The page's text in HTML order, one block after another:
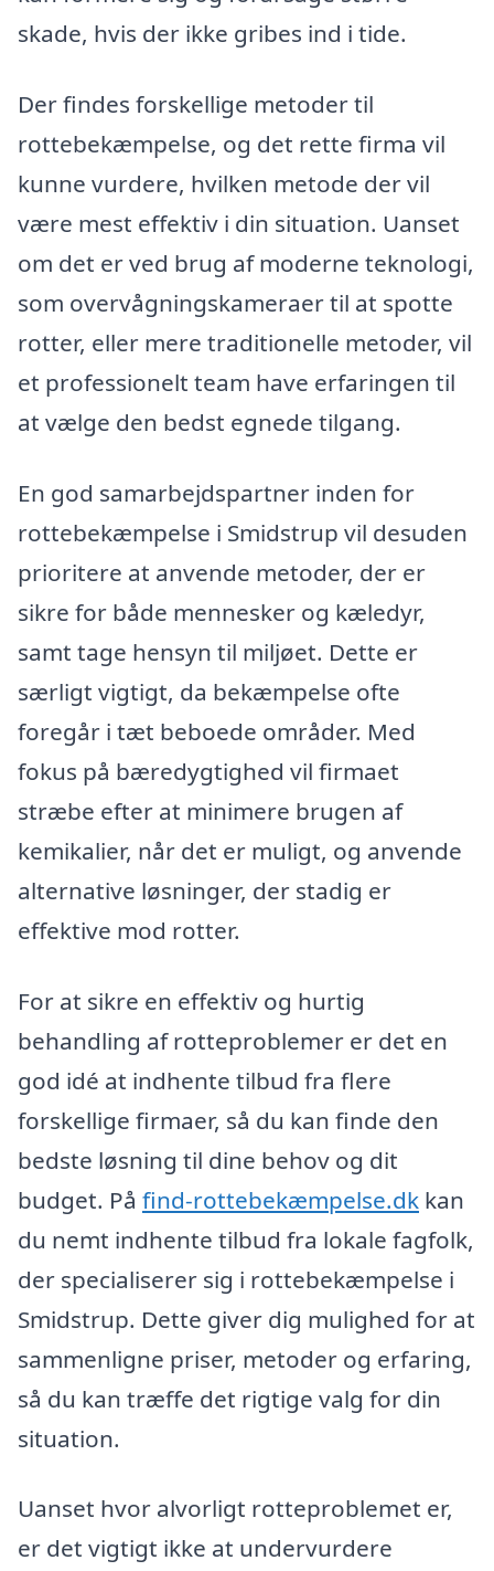
skade, hvis der ikke gribes ind i tide.
Der findes forskellige metoder til
rottebekæmpelse, og det rette firma vil
kunne vurdere, hvilken metode der vil
være mest effektiv i din situation. Uanset
om det er ved brug af moderne teknologi,
som overvågningskameraer til at spotte
rotter, eller mere traditionelle metoder, vil
et professionelt team have erfaringen til
at vælge den bedst egnede tilgang.
En god samarbejdspartner inden for
rottebekæmpelse i Smidstrup vil desuden
prioritere at anvende metoder, der er
sikre for både mennesker og kæledyr,
samt tage hensyn til miljøet. Dette er
særligt vigtigt, da bekæmpelse ofte
foregår i tæt beboede områder. Med
fokus på bæredygtighed vil firmaet
stræbe efter at minimere brugen af
kemikalier, når det er muligt, og anvende
alternative løsninger, der stadig er
effektive mod rotter.
For at sikre en effektiv og hurtig
behandling af rotteproblemer er det en
god idé at indhente tilbud fra flere
forskellige firmaer, så du kan finde den
bedste løsning til dine behov og dit
budget. På find-rottebekæmpelse.dk kan
du nemt indhente tilbud fra lokale fagfolk,
der specialiserer sig i rottebekæmpelse i
Smidstrup. Dette giver dig mulighed for at
sammenligne priser, metoder og erfaring,
så du kan træffe det rigtige valg for din
situation.
Uanset hvor alvorligt rotteproblemet er,
er det vigtigt ikke at undervurdere